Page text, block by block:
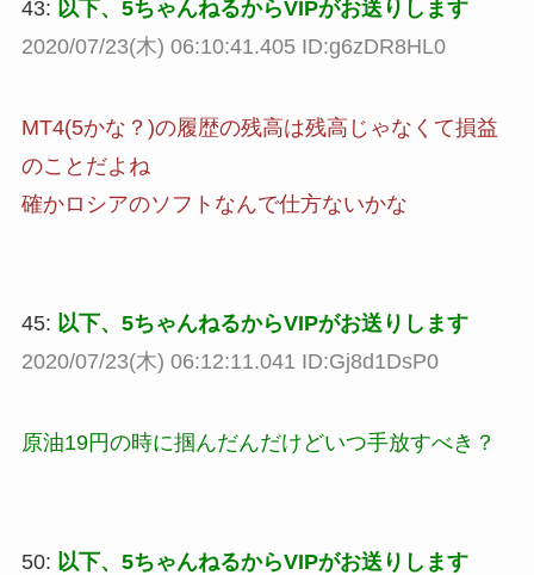
43: 以下、5ちゃんねるからVIPがお送りします
2020/07/23(木) 06:10:41.405 ID:g6zDR8HL0
MT4(5かな？)の履歴の残高は残高じゃなくて損益
のことだよね
確かロシアのソフトなんで仕方ないかな
45: 以下、5ちゃんねるからVIPがお送りします
2020/07/23(木) 06:12:11.041 ID:Gj8d1DsP0
原油19円の時に掴んだんだけどいつ手放すべき？
50: 以下、5ちゃんねるからVIPがお送りします